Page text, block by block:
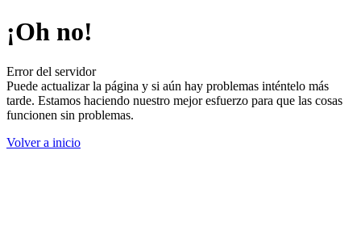
¡Oh no!
Error del servidor
Puede actualizar la página y si aún hay problemas inténtelo más
tarde. Estamos haciendo nuestro mejor esfuerzo para que las cosas
funcionen sin problemas.
Volver a inicio